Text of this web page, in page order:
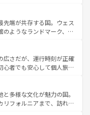
ランス、プロヴァンスの
彩な楽しみ方が可能だ。さ
が溢れており、どの街角に
全く異なる文化を体験で
のフランス情報はコンテンツ一覧
も飽きることがない。ベ
ン州のアルプスの絶景、そ
いった風景は必見。ビール
。 なお、新着の
参照してほしい。
先端が共存する国。ウェス
のようなランドマーク、歴
た、優雅なアフタヌーン
ない英国パブ、サッカー観
体験も豊富。イギリスを旅
広さだが、運行時刻が正確
心者でも安心して個人旅行
スならではのユニークな
でなく町歩きも満喫する
いため物価も高いが、旅行
多様な文化が魅力の国。
リフォルニアまで、訪れる